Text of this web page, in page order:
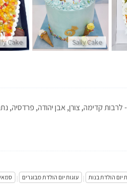
Sally Cake
Cake
קדימה, צורן, אבן יהודה, פרדסיה,
יום הולדת בנות | עוגות יום הולדת מבוגרים |